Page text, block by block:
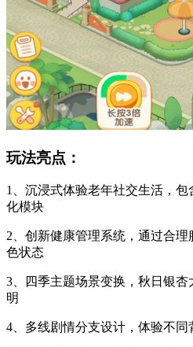
玩法亮点：
1、沉浸式体验老年社交生活，
化模块
2、创新健康管理系统，通过合
色状态
3、四季主题场景变换，秋日银
明
4、多线剧情分支设计，体验不